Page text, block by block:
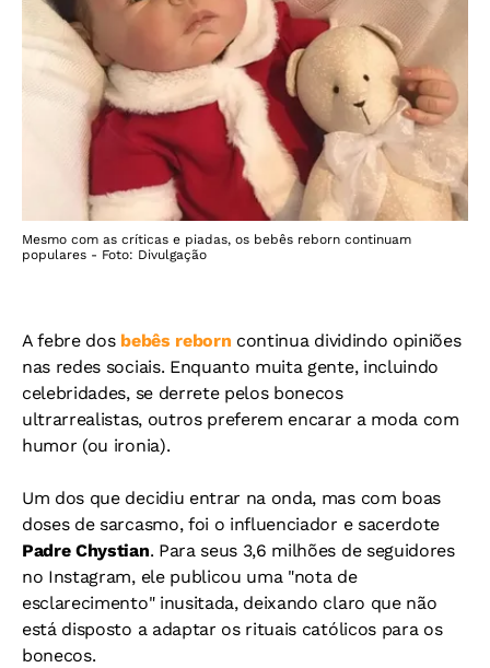
Mesmo com as críticas e piadas, os bebês reborn continuam
populares - Foto: Divulgação
A febre dos bebês reborn continua dividindo opiniões
nas redes sociais. Enquanto muita gente, incluindo
celebridades, se derrete pelos bonecos
ultrarrealistas, outros preferem encarar a moda com
humor (ou ironia).
Um dos que decidiu entrar na onda, mas com boas
doses de sarcasmo, foi o influenciador e sacerdote
Padre Chystian. Para seus 3,6 milhões de seguidores
no Instagram, ele publicou uma "nota de
esclarecimento" inusitada, deixando claro que não
está disposto a adaptar os rituais católicos para os
bonecos.